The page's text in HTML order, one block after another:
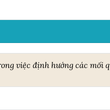
việc định hướng các mối